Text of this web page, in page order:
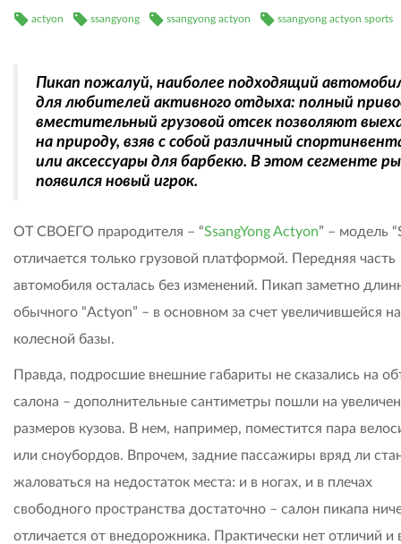
actyon ssangyong ssangyong actyon ssangyong actyon sports
Пикап пожалуй, наиболее подходящий
для любителей активного отдыха: полный
вместительный грузовой отсек позволяют
на природу, взяв с собой различный
или аксессуары для барбекю. В этом сегменте
появился новый игрок.
ОТ СВОЕГО прародителя – “SsangYong Actyon” – модель
отличается только грузовой платформой. Передняя часть
автомобиля осталась без изменений. Пикап заметно
обычного “Actyon” – в основном за счет увеличившейся
колесной базы.
Правда, подросшие внешние габариты не сказались на
салона – дополнительные сантиметры пошли на
размеров кузова. В нем, например, поместится пара
или сноубордов. Впрочем, задние пассажиры вряд ли
жаловаться на недостаток места: и в ногах, и в плечах
свободного пространства достаточно – салон пикапа
отличается от внедорожника. Практически нет отличий и